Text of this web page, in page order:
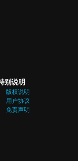
别说明
版权说明
用户协议
免责声明